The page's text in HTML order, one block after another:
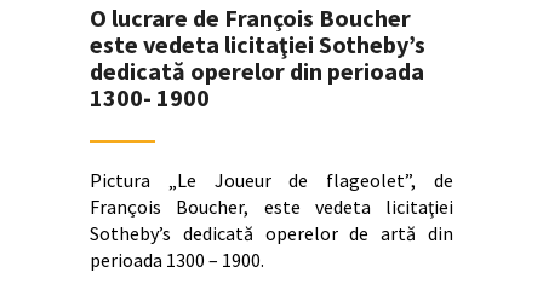
O lucrare de François Boucher
este vedeta licitaţiei Sotheby’s
dedicată operelor din perioada
1300- 1900
Pictura „Le Joueur de flageolet”, de
François Boucher, este vedeta licitaţiei
Sotheby’s dedicată operelor de artă din
perioada 1300 – 1900.